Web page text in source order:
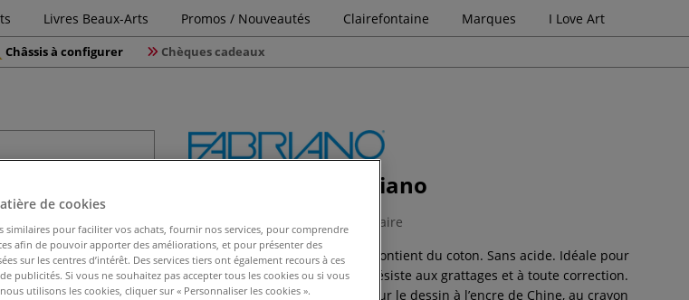
Livres Beaux-Arts Promos / Nouveautés Clairefontaine Marques I Love Art
Châssis à configurer Chèques cadeaux
Papier Bristol Fabriano
1 Commentaire
Papier Bristol blanc extra-lisse. Contient du coton. Sans acide. Idéale pour
le dessin technique, sa surface résiste aux grattages et à toute correction.
Sa surface lisse est conseillée pour le dessin à l’encre de Chine, au crayon
de cookies
similaires pour faciliter vos achats, fournir nos services, pour comprendre
afin de pouvoir apporter des améliorations, et pour présenter des
sur les centres d’intérêt. Des services tiers ont également recours à ces
publicités. Si vous ne souhaitez pas accepter tous les cookies ou si vous
utilisons les cookies, cliquer sur « Personnaliser les cookies ».